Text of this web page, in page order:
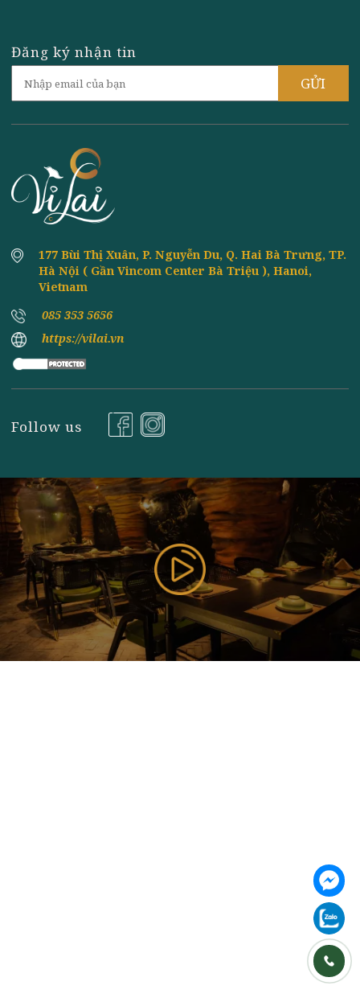
June
VÀ ĐU ĐỦ NGON NHẤT
8th
CÁCH LÀM DƯA MẮM CHAY BẰNG DƯA
LEO NGON - ĂN LÀ GHIỀN
8th
June
ĐẠI LÝ - CỬA HÀNG THỰC PHẨM CHAY
ONLINE & OFFLINE NGON Ở HÀ NỘI
Đăng ký nhận tin
177 Bùi Thị Xuân, P. Nguyễn Du, Q. Hai Bà Trưng,
Hà Nội ( Gần Vincom Center Bà Triệu ), Hanoi,
Vietnam
085 353 5656
https://vilai.vn